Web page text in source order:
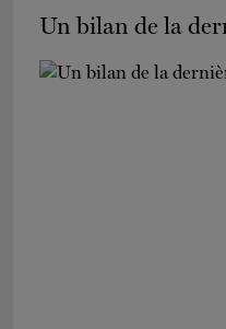
Un bilan de la